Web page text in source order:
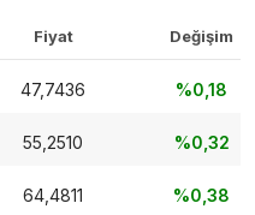
Fiyat Değişim
47,7436 %0,18
55,2510 %0,32
64,4811 %0,38